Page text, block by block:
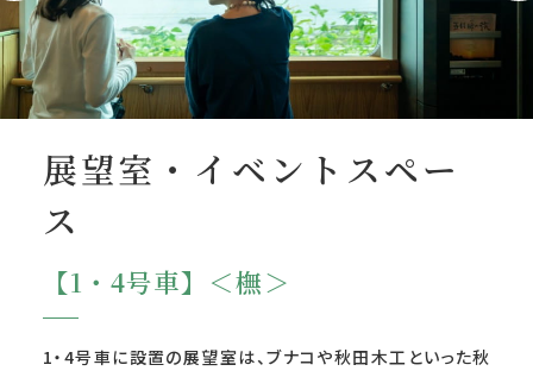
展望室・イベントスペー
ス
【1・4号車】＜橅＞
1・4号車に設置の展望室は、ブナコや秋田木工といった秋